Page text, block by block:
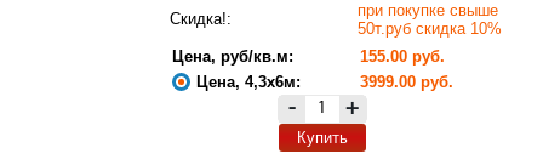
Скидка!:
при покупке свыше
50т.руб скидка 10%
Цена, руб/кв.м:
155.00 руб.
Цена, 4,3х6м:
3999.00 руб.
- +
Купить